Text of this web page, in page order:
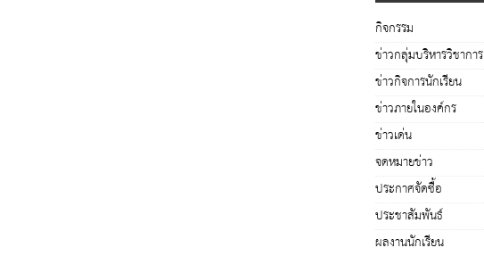
กิจกรรม
ข่าวกลุ่มบริหารวิชาการ
ข่าวกิจการนักเรียน
ข่าวภายในองค์กร
ข่าวเด่น
จดหมายข่าว
ประกาศจัดซื้อ
ประชาสัมพันธ์
ผลงานนักเรียน